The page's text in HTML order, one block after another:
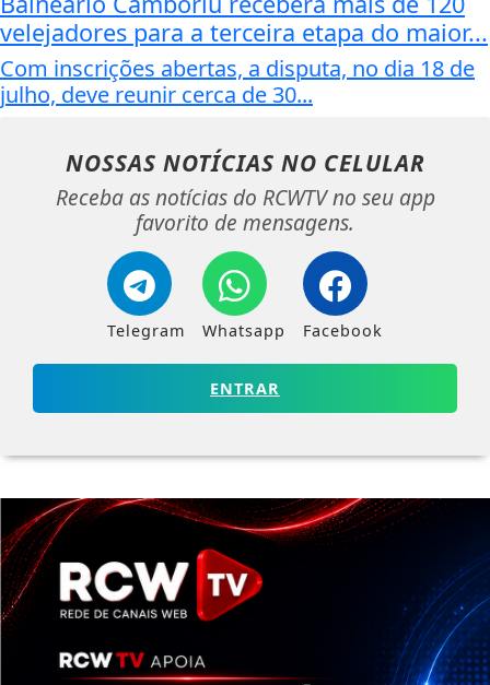
velejadores para a terceira etapa do maior...
Com inscrições abertas, a disputa, no dia 18 de
julho, deve reunir cerca de 30...
NOSSAS NOTÍCIAS NO CELULAR
Receba as notícias do RCWTV no seu app
favorito de mensagens.
Telegram Whatsapp Facebook
ENTRAR